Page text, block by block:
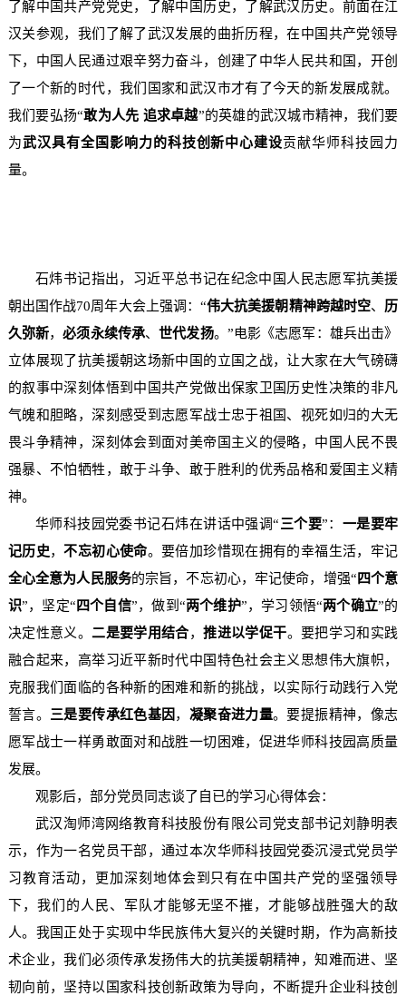
了解中国共产党党史，了解中国历史，了解武汉历史。前面在江
汉关参观，我们了解了武汉发展的曲折历程，在中国共产党领导
下，中国人民通过艰辛努力奋斗，创建了中华人民共和国，开创
了一个新的时代，我们国家和武汉市才有了今天的新发展成就。
我们要弘扬“敢为人先 追求卓越”的英雄的武汉城市精神，我们要
为武汉具有全国影响力的科技创新中心建设贡献华师科技园力
量。
石炜书记指出，习近平总书记在纪念中国人民志愿军抗美援
朝出国作战70周年大会上强调：“伟大抗美援朝精神跨越时空、 历
久弥新，必须永续传承、世代发扬。”电影《志愿军：雄兵出击》
立体展现了抗美援朝这场新中国的立国之战，让大家在大气磅礴
的叙事中深刻体悟到中国共产党做出保家卫国历史性决策的非凡
气魄和胆略，深刻感受到志愿军战士忠于祖国、视死如归的大无
畏斗争精神，深刻体会到面对美帝国主义的侵略，中国人民不畏
强暴、不怕牺牲，敢于斗争、敢于胜利的优秀品格和爱国主义精
神。
华师科技园党委书记石炜在讲话中强调“三个要”： 一是要牢
记历史，不忘初心使命。要倍加珍惜现在拥有的幸福生活，牢记
全心全意为人民服务的宗旨，不忘初心，牢记使命，增强“ 四个意
识”，坚定“ 四个自信”，做到“两个维护”，学习领悟“两个确立”的
决定性意义。二是要学用结合，推进以学促干。要把学习和实践
融合起来，高举习近平新时代中国特色社会主义思想伟大旗帜，
克服我们面临的各种新的困难和新的挑战，以实际行动践行入党
誓言。 三是要传承红色基因 ， 凝聚奋进力量。要提振精神，像志
愿军战士一样勇敢面对和战胜一切困难，促进华师科技园高质量
发展。
观影后，部分党员同志谈了自已的学习心得体会：
武汉淘师湾网络教育科技股份有限公司党支部书记刘静明表
示，作为一名党员干部，通过本次华师科技园党委沉浸式党员学
习教育活动，更加深刻地体会到只有在中国共产党的坚强领导
下，我们的人民、军队才能够无坚不摧，才能够战胜强大的敌
人。我国正处于实现中华民族伟大复兴的关键时期，作为高新技
术企业，我们必须传承发扬伟大的抗美援朝精神，知难而进、坚
韧向前，坚持以国家科技创新政策为导向，不断提升企业科技创